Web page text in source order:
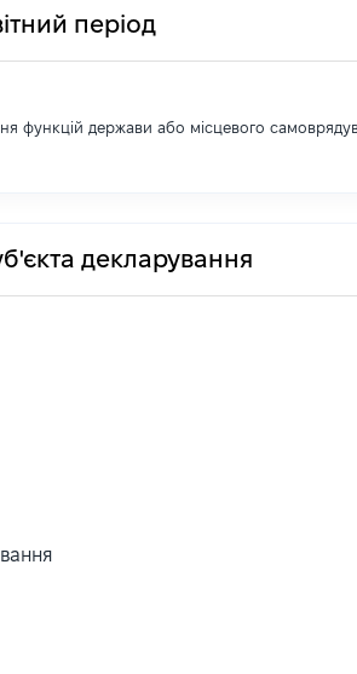
період
функцій держави або місцевого
декларування